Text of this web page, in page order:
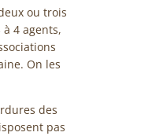
ou trois
4 agents,
On les
des
pas